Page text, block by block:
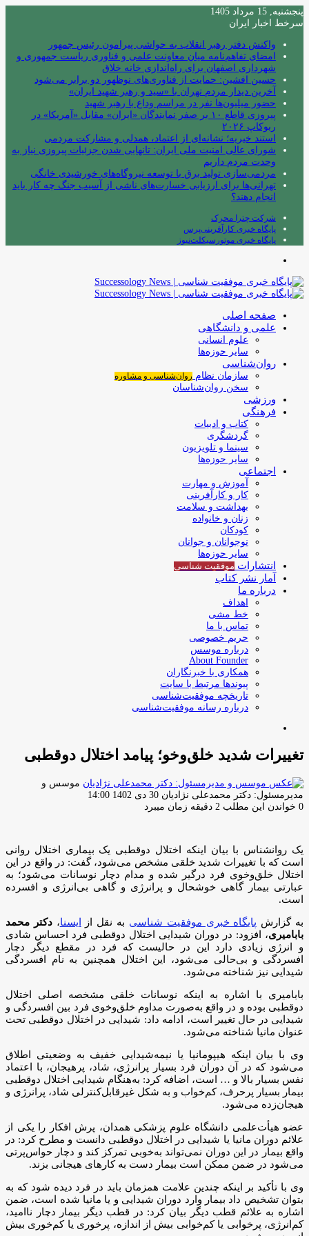
پنجشنبه, 15 مرداد 1405
سرخط اخبار ایران
واکنش دفتر رهبر انقلاب به حواشی پیرامون رئیس جمهور
امضای تفاهم‌نامه میان معاونت علمی و فناوری ریاست جمهوری و
شهرداری اصفهان برای راه‌اندازی خانه خلاق
حسین افشین: حمایت از فناوری‌های نوظهور دو برابر می‌شود
آخرین دیدار مردم تهران با «سید و رهبر شهید ایران»
حضور میلیون‌ها نفر در مراسم وداع با رهبر شهید
پیروزی قاطع ۱۰ بر صفر نمایندگان «ایران» مقابل «آمریکا» در
ربوکاپ ۲۰۲۶
استند خیریه؛ نشانه‌ای از اعتماد، همدلی و مشارکت مردمی
شورای عالی امنیت ملی ایران: تانهایی شدن جزئیات پیروزی نیاز به
وحدت مردم داریم
مردمی‌سازی تولید برق با توسعه نیروگاه‌های خورشیدی خانگی
تهرانی‌ها برای ارزیابی خسارت‌های ناشی از آسیب جنگ چه کار باید
انجام دهند؟
شرکت چترا محرک
پایگاه خبری کارآفرینی‌پرس
پایگاه خبری موتورسیکلت‌نیوز
صفحه اصلی
علمی و دانشگاهی
علوم انسانی
سایر حوزه‌ها
روان‌شناسی
سازمان نظام روان‌شناسی و مشاوره
سخن روان‌شناسان
ورزشی
فرهنگی
کتاب و ادبیات
گردشگری
سینما و تلویزیون
سایر حوزه‌ها
اجتماعی
آموزش و مهارت
کار و کارآفرینی
بهداشت و سلامت
زنان و خانواده
کودکان
نوجوانان و جوانان
سایر حوزه‌ها
انتشارات موفقیت‌ شناسی
آمار نشر کتاب
درباره ما
اهداف
خط مشی
تماس با ما
حریم خصوصی
درباره موسس
About Founder
همکاری با خبرنگاران
پیوندها مرتبط با سایت
تاریخچه موفقیت‌شناسی
درباره رسانه موفقیت‌شناسی
تغییرات شدید خلق‌وخو؛ پیامد اختلال دوقطبی
موسس و
مدیرمسئول: دکتر محمدعلی نژادیان ارسال
ایمیل
30 دی 1402 14:00
0 خواندن این مطلب 2 دقیقه زمان میبرد
یک روانشناس با بیان اینکه اختلال دوقطبی یک بیماری اختلال روانی
است که با تغییرات شدید خلقی مشخص می‌شود، گفت: در واقع در این
اختلال خلق‌وخوی فرد درگیر شده و مدام دچار نوسانات می‌شود؛ به
عبارتی بیمار گاهی خوشحال و پرانرژی و گاهی بی‌انرژی و افسرده
است.
به گزارش پایگاه خبری موفقیت شناسی به نقل از ایسنا،دکتر محمد
بابامیری، افزود: در دوران شیدایی اختلال دوقطبی فرد احساس شادی
و انرژی زیادی دارد این در حالیست که فرد در مقطع دیگر دچار
افسردگی و بی‌حالی می‌شود، این اختلال همچنین به نام افسردگی
شیدایی نیز شناخته می‌شود.
بابامیری با اشاره به اینکه نوسانات خلقی مشخصه اصلی اختلال
دوقطبی بوده و در واقع به‌صورت مداوم خلق‌وخوی فرد بین افسردگی و
شیدایی در حال تغییر است، ادامه داد: شیدایی در اختلال دوقطبی تحت
عنوان مانیا شناخته می‌شود.
وی با بیان اینکه هیپومانیا یا نیمه‌شیدایی خفیف به وضعیتی اطلاق
می‌شود که در آن دوران فرد بسیار پرانرژی، شاد، پرهیجان، با اعتماد
نفس بسیار بالا و … است، اضافه کرد: به‌هنگام شیدایی اختلال دوقطبی
بیمار بسیار پرحرف، کم‌خواب و به شکل غیرقابل‌کنترلی شاد، پرانرژی و
هیجان‌زده می‌شود.
عضو هیأت‌علمی دانشگاه علوم پزشکی همدان، پرش افکار را یکی از
علائم دوران مانیا یا شیدایی در اختلال دوقطبی دانست و مطرح کرد: در
واقع بیمار در این دوران نمی‌تواند به‌خوبی تمرکز کند و دچار حواس‌پرتی
می‌شود در ضمن ممکن است بیمار دست به کارهای هیجانی بزند.
وی با تأکید بر اینکه چندین علامت همزمان باید در فرد دیده شود که به
بتوان تشخیص داد بیمار وارد دوران شیدایی و یا مانیا شده است، ضمن
اشاره به علائم قطب دیگر بیان کرد: در قطب دیگر بیمار دچار ناامید،
کم‌انرژی، پرخوابی یا کم‌خوابی بیش از اندازه، پرخوری یا کم‌خوری بیش